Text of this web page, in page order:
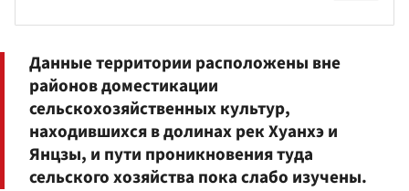
Данные территории расположены вне
районов доместикации
сельскохозяйственных культур,
находившихся в долинах рек Хуанхэ и
Янцзы, и пути проникновения туда
сельского хозяйства пока слабо изучены.